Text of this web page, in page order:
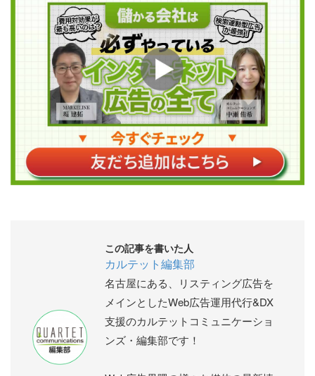
この記事を書いた人
カルテット編集部
名古屋にある、リスティング広告を
メインとしたWeb広告運用代行&DX
支援のカルテットコミュニケーショ
ンズ・編集部です！